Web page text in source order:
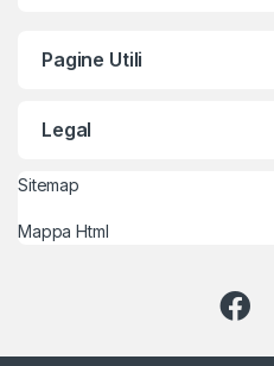
Pagine Utili
Legal
Sitemap
Mappa Html